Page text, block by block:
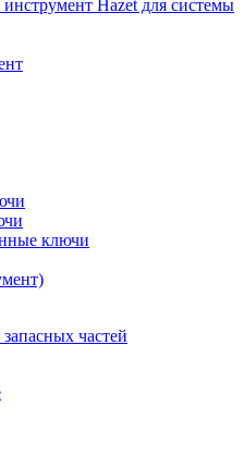
Hazet для системы
ключи